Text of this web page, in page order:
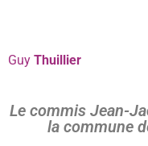
Guy Thuillier
Le commis Jean-
la commune